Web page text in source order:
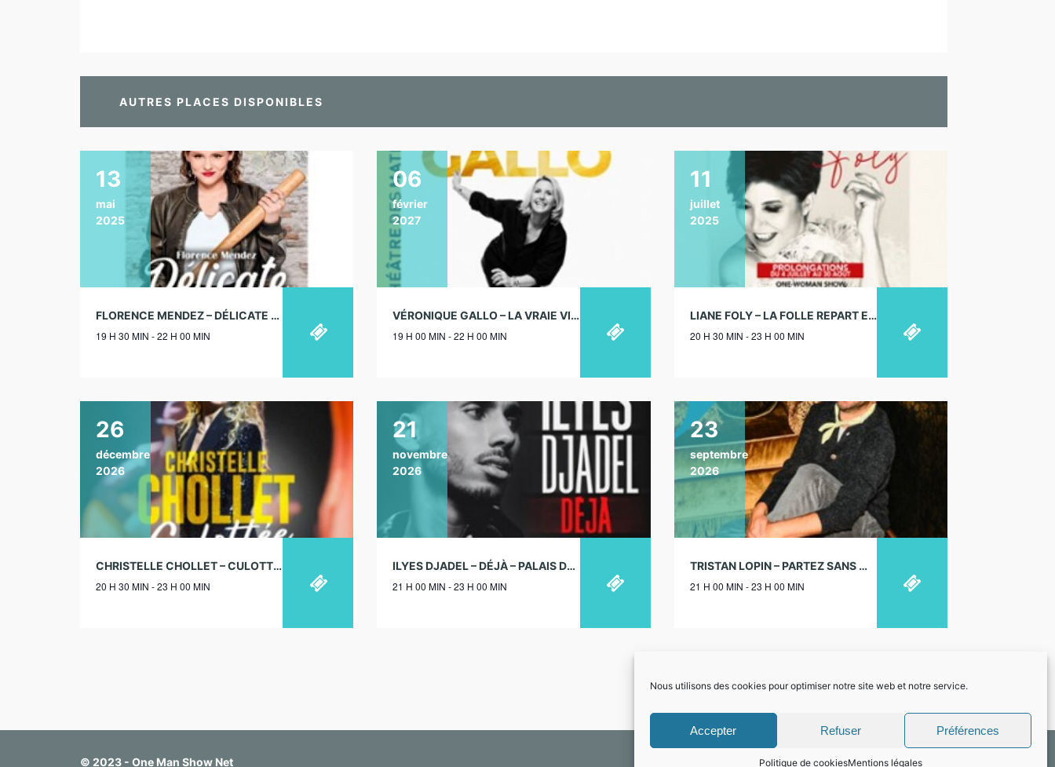
Nous utilisons des cookies pour optimiser notre site web et notre service.
Accepter Refuser Préférences
Politique de cookiesMentions légales
AUTRES PLACES DISPONIBLES
13
mai
2025
FLORENCE MENDEZ – DÉLICATE – LE MÉTROPOLE, PARIS – 13/05/2025
19 H 30 MIN - 22 H 00 MIN
06
février
2027
VÉRONIQUE GALLO – LA VRAIE VIE – THÉÂTRE DES MATHURINS, PARIS – 06/02/2027
19 H 00 MIN - 22 H 00 MIN
11
juillet
2025
LIANE FOLY – LA FOLLE REPART EN THÈSE – THÉÂTRE DE LA TOUR EIFFEL, PARIS – 11/07/2025
20 H 30 MIN - 23 H 00 MIN
26
décembre
2026
CHRISTELLE CHOLLET – CULOTTÉE – THÉÂTRE DE LA TOUR EIFFEL, PARIS – 26/12/2026
20 H 30 MIN - 23 H 00 MIN
21
novembre
2026
ILYES DJADEL – DÉJÀ – PALAIS DES GLACES, PARIS – 21/11/2026
21 H 00 MIN - 23 H 00 MIN
23
septembre
2026
TRISTAN LOPIN – PARTEZ SANS MOI, JE VOUS REJOINS – THÉÂTRE DE L’OEUVRE, PARIS – 23/09/2026
21 H 00 MIN - 23 H 00 MIN
© 2023 - One Man Show Net